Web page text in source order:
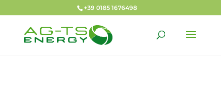
+39 0185 1676498